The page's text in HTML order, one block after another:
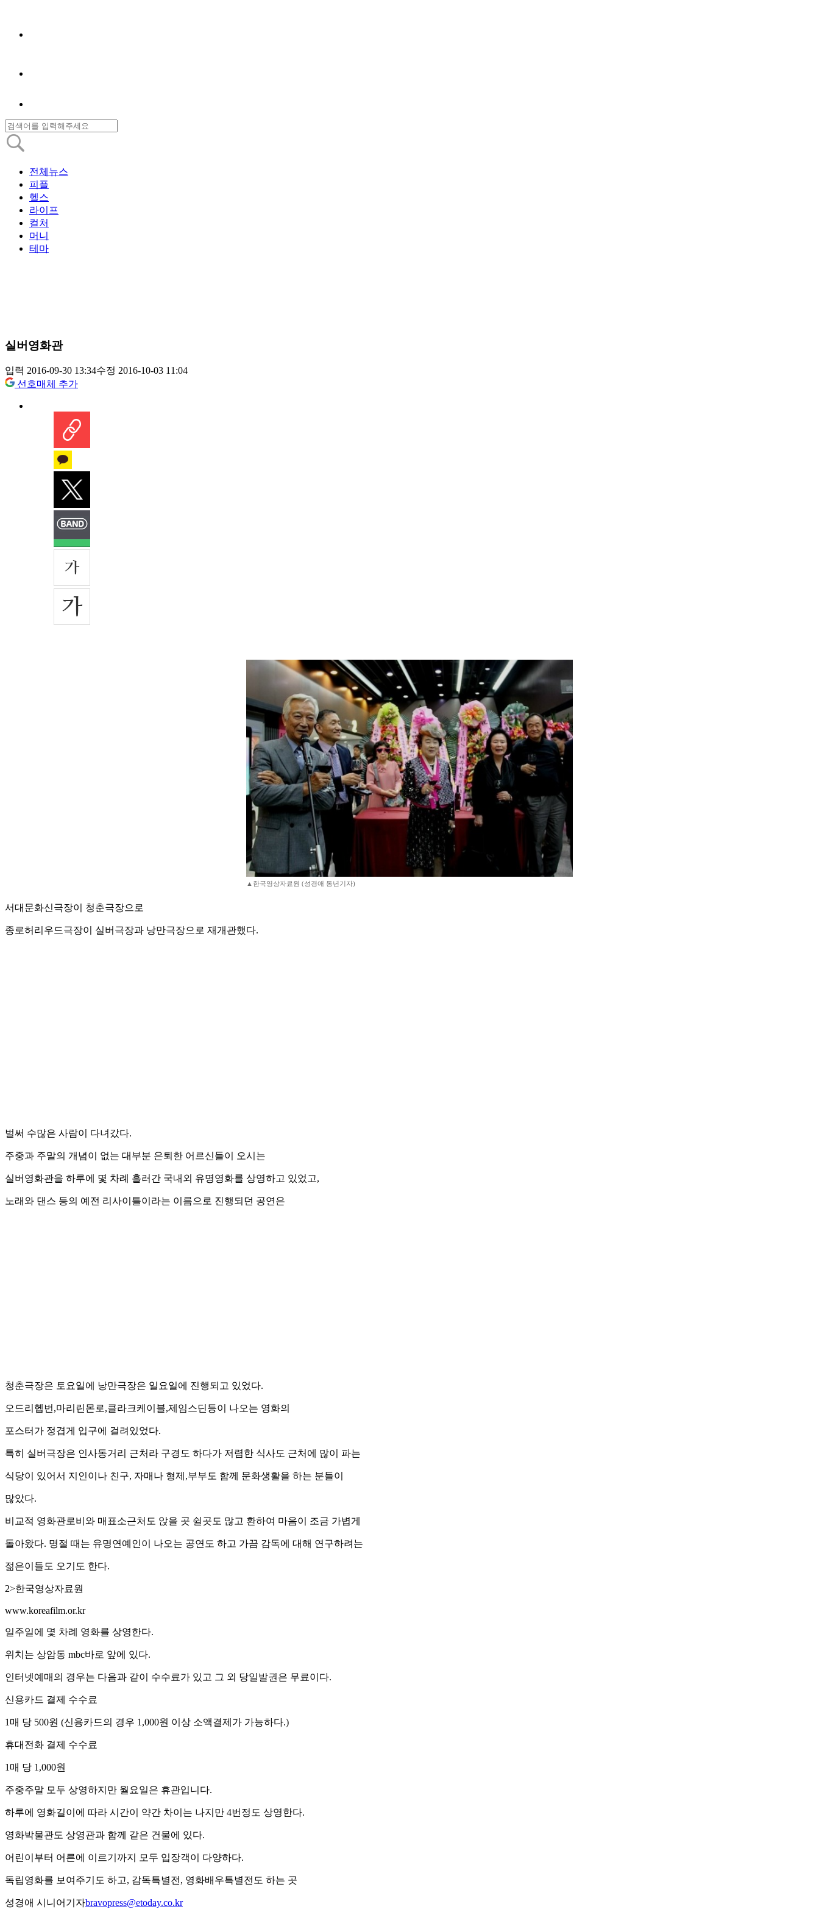
전체뉴스
피플
헬스
라이프
컬처
머니
테마
실버영화관
입력 2016-09-30 13:34수정 2016-10-03 11:04
선호매체 추가
▲한국영상자료원 (성경애 동년기자)
서대문화신극장이 청춘극장으로
종로허리우드극장이 실버극장과 낭만극장으로 재개관했다.
벌써 수많은 사람이 다녀갔다.
주중과 주말의 개념이 없는 대부분 은퇴한 어르신들이 오시는
실버영화관을 하루에 몇 차례 흘러간 국내외 유명영화를 상영하고 있었고,
노래와 댄스 등의 예전 리사이틀이라는 이름으로 진행되던 공연은
청춘극장은 토요일에 낭만극장은 일요일에 진행되고 있었다.
오드리헵번,마리린몬로,클라크케이블,제임스딘등이 나오는 영화의
포스터가 정겹게 입구에 걸려있었다.
특히 실버극장은 인사동거리 근처라 구경도 하다가 저렴한 식사도 근처에 많이 파는
식당이 있어서 지인이나 친구, 자매나 형제,부부도 함께 문화생활을 하는 분들이
많았다.
비교적 영화관로비와 매표소근처도 앉을 곳 쉴곳도 많고 환하여 마음이 조금 가볍게
돌아왔다. 명절 때는 유명연예인이 나오는 공연도 하고 가끔 감독에 대해 연구하려는
젊은이들도 오기도 한다.
2>한국영상자료원
www.koreafilm.or.kr
일주일에 몇 차례 영화를 상영한다.
위치는 상암동 mbc바로 앞에 있다.
인터넷예매의 경우는 다음과 같이 수수료가 있고 그 외 당일발권은 무료이다.
신용카드 결제 수수료
1매 당 500원 (신용카드의 경우 1,000원 이상 소액결제가 가능하다.)
휴대전화 결제 수수료
1매 당 1,000원
주중주말 모두 상영하지만 월요일은 휴관입니다.
하루에 영화길이에 따라 시간이 약간 차이는 나지만 4번정도 상영한다.
영화박물관도 상영관과 함께 같은 건물에 있다.
어린이부터 어른에 이르기까지 모두 입장객이 다양하다.
독립영화를 보여주기도 하고, 감독특별전, 영화배우특별전도 하는 곳
성경애 시니어기자bravopress@etoday.co.kr